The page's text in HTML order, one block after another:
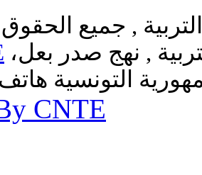
, جميع
, نهج صدر بعل،
CNTE